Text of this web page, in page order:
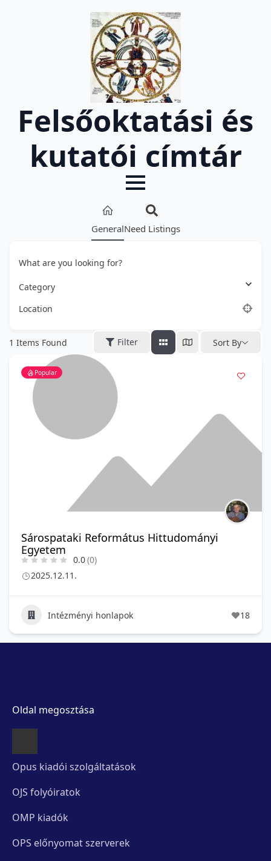
Felsőoktatási és
kutatói címtár
GeneralNeed Listings
What are you looking for?
Category
Location
1 Items Found Filter Sort By
Popular
Sárospataki Református Hittudományi
Egyetem
0.0(0)
2025.12.11.
Intézményi honlapok 18
Oldal megosztása
Opus kiadói szolgáltatások
OJS folyóiratok
OMP kiadók
OPS előnyomat szerverek